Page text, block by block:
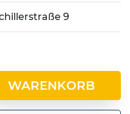
9
WARENKORB